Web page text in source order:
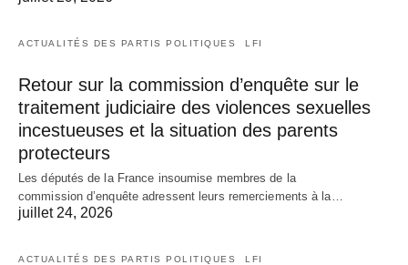
ACTUALITÉS DES PARTIS POLITIQUES LFI
Retour sur la commission d’enquête sur le
traitement judiciaire des violences sexuelles
incestueuses et la situation des parents
protecteurs
Les députés de la France insoumise membres de la
commission d’enquête adressent leurs remerciements à la…
juillet 24, 2026
ACTUALITÉS DES PARTIS POLITIQUES LFI